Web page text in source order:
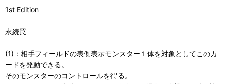
1st Edition
永続罠
(1)：相手フィールドの表側表示モンスター１体を対象としてこのカ
ードを発動できる。
そのモンスターのコントロールを得る。